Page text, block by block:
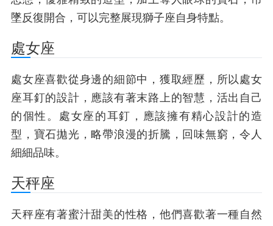
墜反復開合，可以完整展現獅子座自身特點。
處女座
處女座喜歡從身邊的細節中，獲取經歷，所以處女
座耳釘的設計，應該有著末路上的智慧，活出自己
的個性。處女座的耳釘，應該擁有精心設計的造
型，寶石拋光，略帶浪漫的折騰，回味無窮，令人
細細品味。
天秤座
天秤座有著蜜汁甜美的性格，他們喜歡著一種自然